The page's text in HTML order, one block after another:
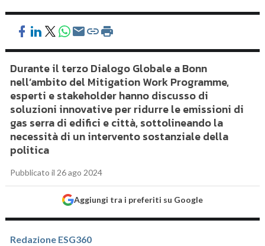
Durante il terzo Dialogo Globale a Bonn
nell’ambito del Mitigation Work Programme,
esperti e stakeholder hanno discusso di
soluzioni innovative per ridurre le emissioni di
gas serra di edifici e città, sottolineando la
necessità di un intervento sostanziale della
politica
Pubblicato il 26 ago 2024
Aggiungi tra i preferiti su Google
Redazione ESG360